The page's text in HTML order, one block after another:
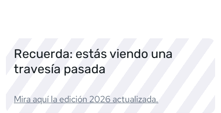
Recuerda: estás viendo una
travesía pasada
Mira aquí la edición 2026 actualizada.